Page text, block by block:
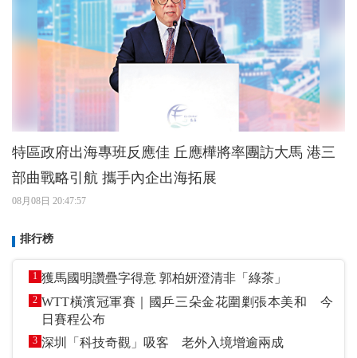
特區政府出海專班反應佳 丘應樺將率團訪大馬 港三
部曲戰略引航 攜手內企出海拓展
08月08日 20:47:57
排行榜
1 獲馬國明讚疊字得意 郭柏妍澄清非「綠茶」
2 WTT橫濱冠軍賽｜國乒三朵金花圍剿張本美和 今
日賽程公布
3 深圳「科技奇觀」吸客 老外入境增逾兩成